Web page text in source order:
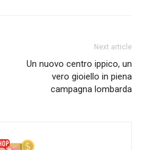
Next article
Un nuovo centro ippico, un
vero gioiello in piena
campagna lombarda